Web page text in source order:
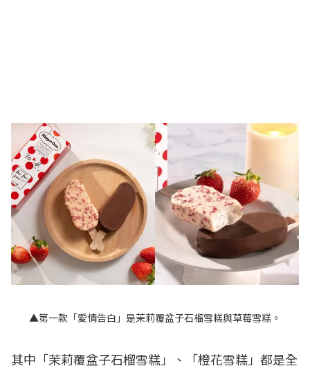
▲第一款「愛情告白」是茉莉覆盆子石榴雪糕與草莓雪糕。
其中「茉莉覆盆子石榴雪糕」、「橙花雪糕」都是全